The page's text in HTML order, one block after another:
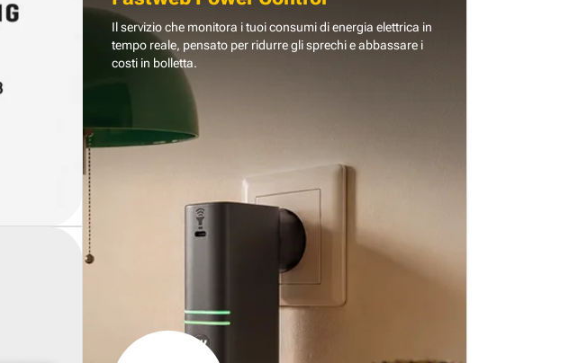
Il servizio che monitora i tuoi consumi di energia elettrica in
tempo reale, pensato per ridurre gli sprechi e abbassare i
costi in bolletta.